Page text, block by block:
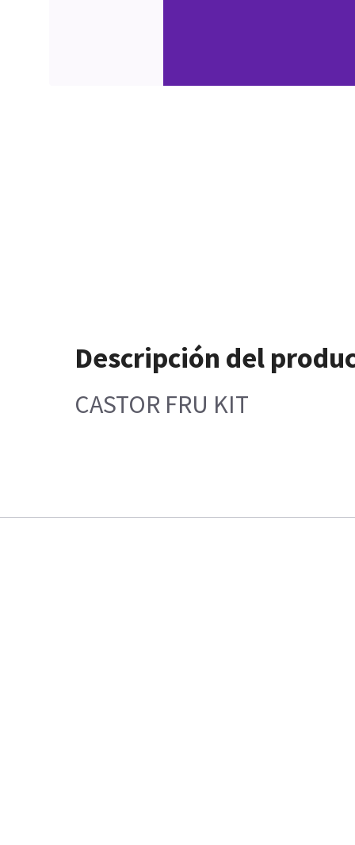
Descripción del
CASTOR FRU KIT